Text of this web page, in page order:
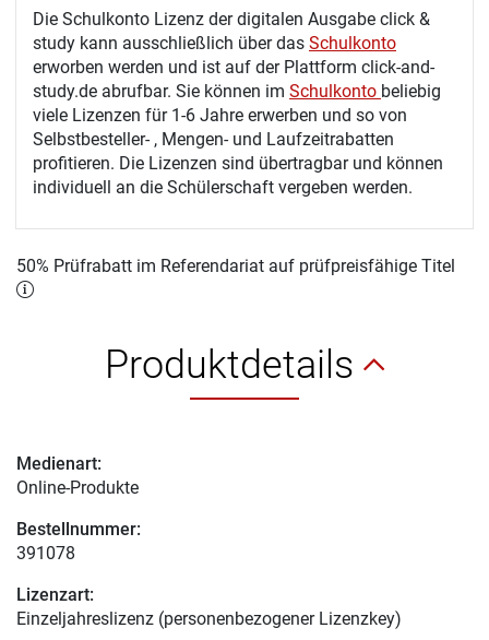
Die Schulkonto Lizenz der digitalen Ausgabe click &
study kann ausschließlich über das Schulkonto
erworben werden und ist auf der Plattform click-and-
study.de abrufbar. Sie können im Schulkonto beliebig
viele Lizenzen für 1-6 Jahre erwerben und so von
Selbstbesteller- , Mengen- und Laufzeitrabatten
profitieren. Die Lizenzen sind übertragbar und können
individuell an die Schülerschaft vergeben werden.
50% Prüfrabatt im Referendariat auf prüfpreisfähige Titel
Produktdetails
Medienart:
Online-Produkte
Bestellnummer:
391078
Lizenzart:
Einzeljahreslizenz (personenbezogener Lizenzkey)